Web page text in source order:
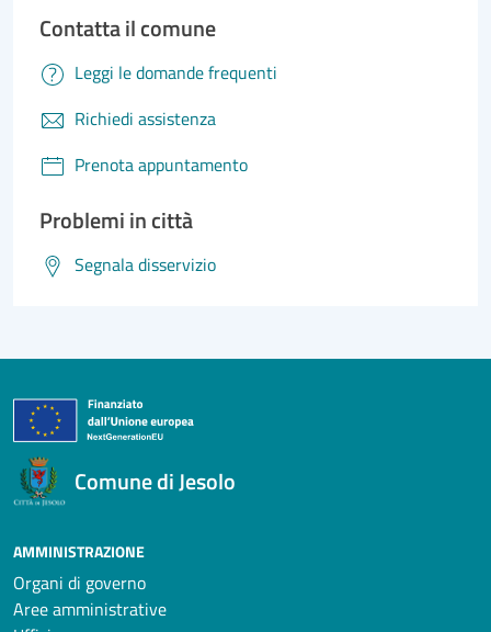
Contatta il comune
Leggi le domande frequenti
Richiedi assistenza
Prenota appuntamento
Problemi in città
Segnala disservizio
Comune di Jesolo
AMMINISTRAZIONE
Organi di governo
Aree amministrative